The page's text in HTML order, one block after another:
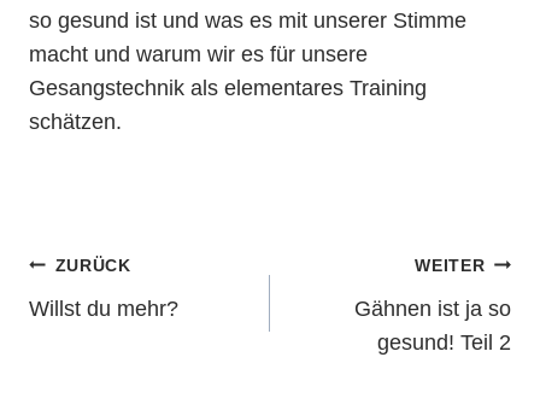
so gesund ist und was es mit unserer Stimme
macht und warum wir es für unsere
Gesangstechnik als elementares Training
schätzen.
Beitragsnavigation
ZURÜCK
Willst du mehr?
WEITER
Gähnen ist ja so
gesund! Teil 2